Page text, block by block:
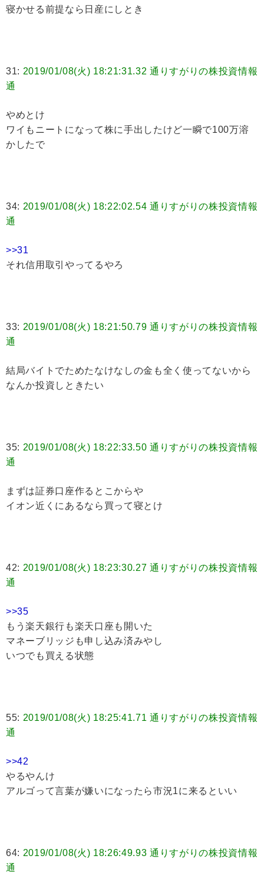
寝かせる前提なら日産にしとき
31: 2019/01/08(火) 18:21:31.32 通りすがりの株投資情報
通
やめとけ
ワイもニートになって株に手出したけど一瞬で100万溶
かしたで
34: 2019/01/08(火) 18:22:02.54 通りすがりの株投資情報
通
>>31
それ信用取引やってるやろ
33: 2019/01/08(火) 18:21:50.79 通りすがりの株投資情報
通
結局バイトでためたなけなしの金も全く使ってないから
なんか投資しときたい
35: 2019/01/08(火) 18:22:33.50 通りすがりの株投資情報
通
まずは証券口座作るとこからや
イオン近くにあるなら買って寝とけ
42: 2019/01/08(火) 18:23:30.27 通りすがりの株投資情報
通
>>35
もう楽天銀行も楽天口座も開いた
マネーブリッジも申し込み済みやし
いつでも買える状態
55: 2019/01/08(火) 18:25:41.71 通りすがりの株投資情報
通
>>42
やるやんけ
アルゴって言葉が嫌いになったら市況1に来るといい
64: 2019/01/08(火) 18:26:49.93 通りすがりの株投資情報
通